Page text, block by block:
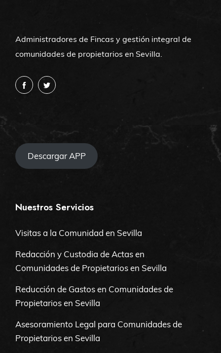
Administradores de Fincas y gestión integral de
comunidades de propietarios en Sevilla.
Descargar APP
Nuestros Servicios
Visitas a la Comunidad en Sevilla
Redacción y Custodia de Actas en
Comunidades de Propietarios en Sevilla
Reducción de Gastos en Comunidades de
Propietarios en Sevilla
Asesoramiento Legal para Comunidades de
Propietarios en Sevilla